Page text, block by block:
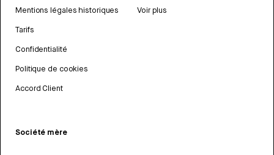
Mentions légales historiques
Tarifs
Confidentialité
Politique de cookies
Accord Client
Voir plus
Société mère